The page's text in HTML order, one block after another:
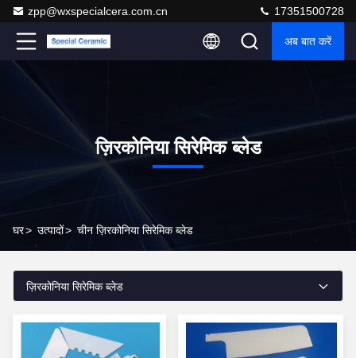
zpp@wxspecialcera.com.cn 17351500728
अब बात करें
ज़िरकोनिया सिरेमिक ब्लेड
घर> उत्पादों> चीन ज़िरकोनिया सिरेमिक ब्लेड
ज़िरकोनिया सिरेमिक ब्लेड